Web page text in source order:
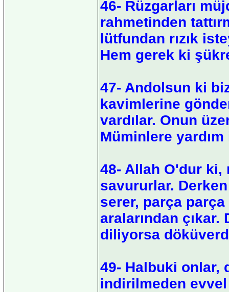
46- Rüzgarları
rahmetinden
lütfundan rızık
Hem gerek ki
47- Andolsun ki
kavimlerine
vardılar. Onun
Müminlere
48- Allah O'dur ki,
savururlar.
serer, parça
aralarından
diliyorsa
49- Halbuki onlar,
indirilmeden